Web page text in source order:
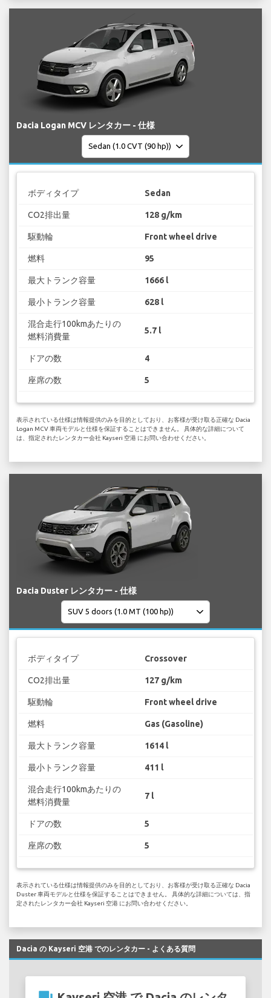
Dacia Logan MCV レンタカー - 仕様
ボディタイプ Sedan
CO2排出量 128 g/km
駆動輪 Front wheel drive
燃料 95
最大トランク容量 1666 l
最小トランク容量 628 l
混合走行100kmあたりの
燃料消費量
5.7 l
ドアの数 4
座席の数 5
表示されている仕様は情報提供のみを目的としており、お客様が受け取る正確な Dacia
Logan MCV 車両モデルと仕様を保証することはできません。 具体的な詳細について
は、指定されたレンタカー会社 Kayseri 空港 にお問い合わせください。
Dacia Duster レンタカー - 仕様
ボディタイプ Crossover
CO2排出量 127 g/km
駆動輪 Front wheel drive
燃料 Gas (Gasoline)
最大トランク容量 1614 l
最小トランク容量 411 l
混合走行100kmあたりの
燃料消費量
7 l
ドアの数 5
座席の数 5
表示されている仕様は情報提供のみを目的としており、お客様が受け取る正確な Dacia
Duster 車両モデルと仕様を保証することはできません。 具体的な詳細については、指
定されたレンタカー会社 Kayseri 空港 にお問い合わせください。
Dacia の Kayseri 空港 でのレンタカー - よくある質問